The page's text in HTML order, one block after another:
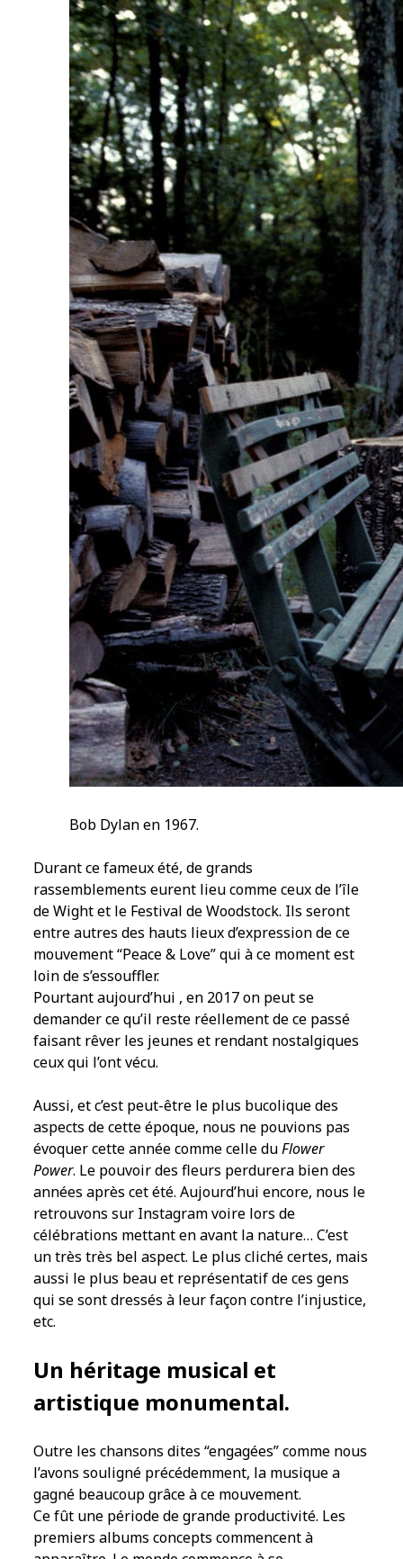
Bob Dylan en 1967.
Durant ce fameux été, de grands
rassemblements eurent lieu comme ceux de l’île
de Wight et le Festival de Woodstock. Ils seront
entre autres des hauts lieux d’expression de ce
mouvement “Peace & Love” qui à ce moment est
loin de s’essouffler.
Pourtant aujourd’hui , en 2017 on peut se
demander ce qu’il reste réellement de ce passé
faisant rêver les jeunes et rendant nostalgiques
ceux qui l’ont vécu.
Aussi, et c’est peut-être le plus bucolique des
aspects de cette époque, nous ne pouvions pas
évoquer cette année comme celle duFlower
Power. Le pouvoir des fleurs perdurera bien des
années après cet été. Aujourd’hui encore, nous le
retrouvons sur Instagram voire lors de
célébrations mettant en avant la nature… C’est
un très très bel aspect. Le plus cliché certes, mais
aussi le plus beau et représentatif de ces gens
qui se sont dressés à leur façon contre l’injustice,
etc.
Un héritage musical et
artistique monumental.
Outre les chansons dites “engagées” comme nous
l’avons souligné précédemment, la musique a
gagné beaucoup grâce à ce mouvement.
Ce fût une période de grande productivité. Les
premiers albums concepts commencent à